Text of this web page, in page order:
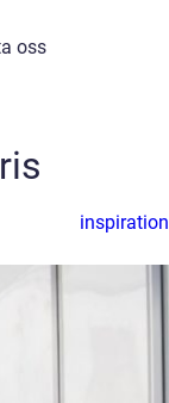
oss
inspiration